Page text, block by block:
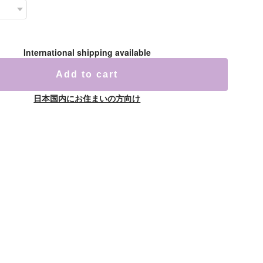
International shipping available
Add to cart
日本国内にお住まいの方向け